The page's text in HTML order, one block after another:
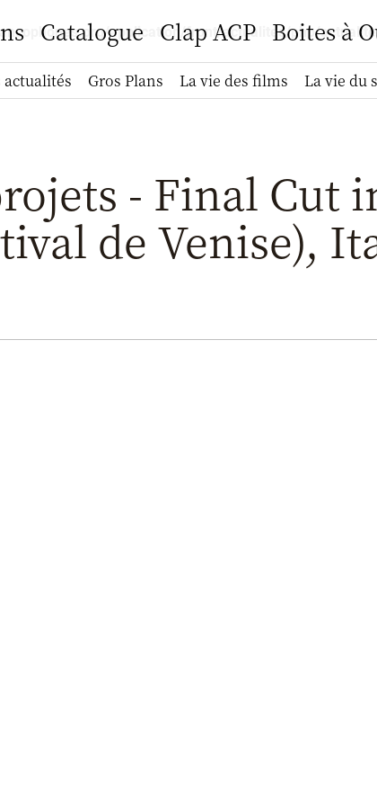
application/front/actualites/php/
actualités Gros Plans La vie des films La vie du
Catalogue Clap ACP Boites à
- Final Cut
de Venise),